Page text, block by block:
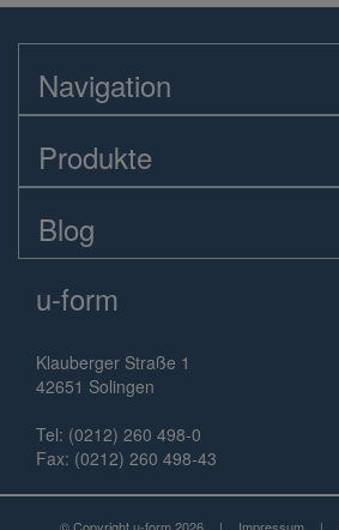
Navigation
Produkte
Blog
u-form
Klauberger Straße 1
42651 Solingen
Tel: (0212) 260 498-0
Fax: (0212) 260 498-43
© Copyright u-form 2026 | Impressum |